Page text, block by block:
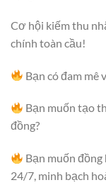
Cơ hội kiếm thu
chính toàn cầu!
Bạn có đam
Bạn muốn tạo
đồng?
Bạn muốn
24/7, minh bạch